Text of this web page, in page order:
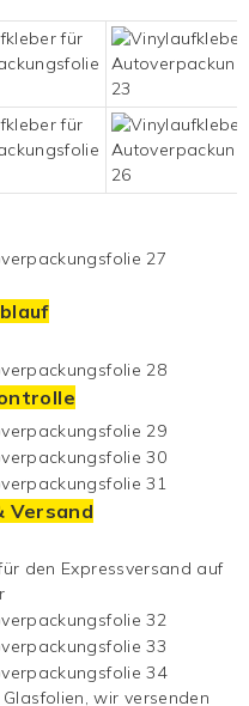
Versand
den Expressversand auf
wir versenden